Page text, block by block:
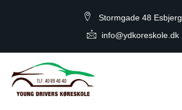
Stormgade 48 Esbjerg
info@ydkoreskole.dk